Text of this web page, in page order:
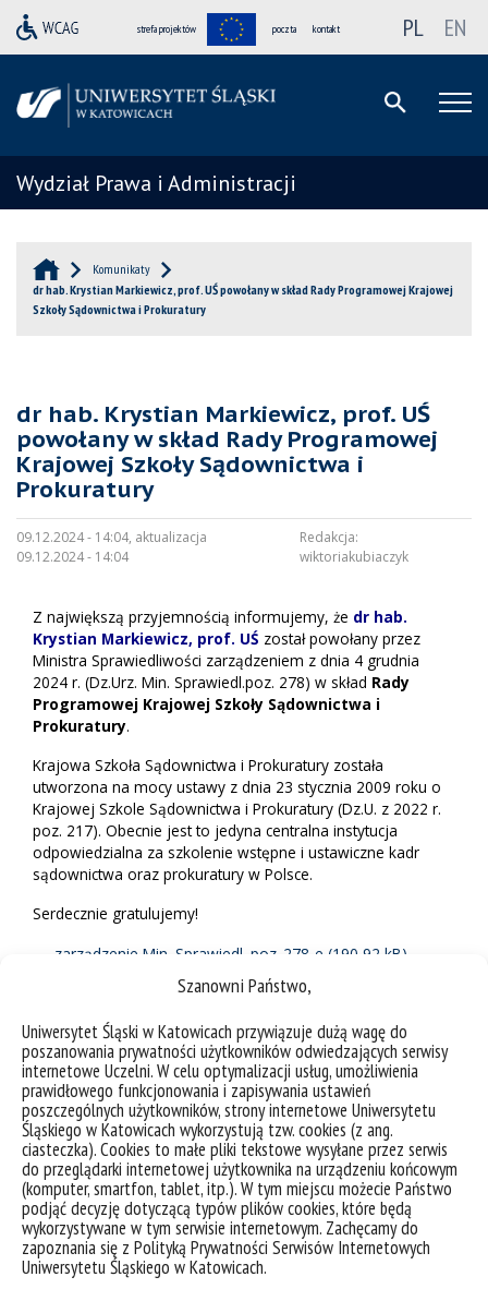
Szanowni Państwo,
Uniwersytet Śląski w Katowicach przywiązuje dużą wagę do
poszanowania prywatności użytkowników odwiedzających serwisy
internetowe Uczelni. W celu optymalizacji usług, umożliwienia
prawidłowego funkcjonowania i zapisywania ustawień
poszczególnych użytkowników, strony internetowe Uniwersytetu
Śląskiego w Katowicach wykorzystują tzw. cookies (z ang.
ciasteczka). Cookies to małe pliki tekstowe wysyłane przez serwis
do przeglądarki internetowej użytkownika na urządzeniu końcowym
(komputer, smartfon, tablet, itp.). W tym miejscu możecie Państwo
podjąć decyzję dotyczącą typów plików cookies, które będą
wykorzystywane w tym serwisie internetowym. Zachęcamy do
zapoznania się z Polityką Prywatności Serwisów Internetowych
Uniwersytetu Śląskiego w Katowicach.
strefa projektów poczta kontakt PL EN
Wydział Prawa i Administracji
Komunikaty
dr hab. Krystian Markiewicz, prof. UŚ powołany w skład Rady Programowej Krajowej
Szkoły Sądownictwa i Prokuratury
dr hab. Krystian Markiewicz, prof. UŚ
powołany w skład Rady Programowej
Krajowej Szkoły Sądownictwa i
Prokuratury
09.12.2024 - 14:04, aktualizacja
09.12.2024 - 14:04
Redakcja:
wiktoriakubiaczyk
Z największą przyjemnością informujemy, że dr hab.
Krystian Markiewicz, prof. UŚ został powołany przez
Ministra Sprawiedliwości zarządzeniem z dnia 4 grudnia
2024 r. (Dz.Urz. Min. Sprawiedl.poz. 278) w skład Rady
Programowej Krajowej Szkoły Sądownictwa i
Prokuratury.
Krajowa Szkoła Sądownictwa i Prokuratury została
utworzona na mocy ustawy z dnia 23 stycznia 2009 roku o
Krajowej Szkole Sądownictwa i Prokuratury (Dz.U. z 2022 r.
poz. 217). Obecnie jest to jedyna centralna instytucja
odpowiedzialna za szkolenie wstępne i ustawiczne kadr
sądownictwa oraz prokuratury w Pol­sce.
Serdecznie gratulujemy!
zarządzenie Min. Sprawiedl. poz_278-e